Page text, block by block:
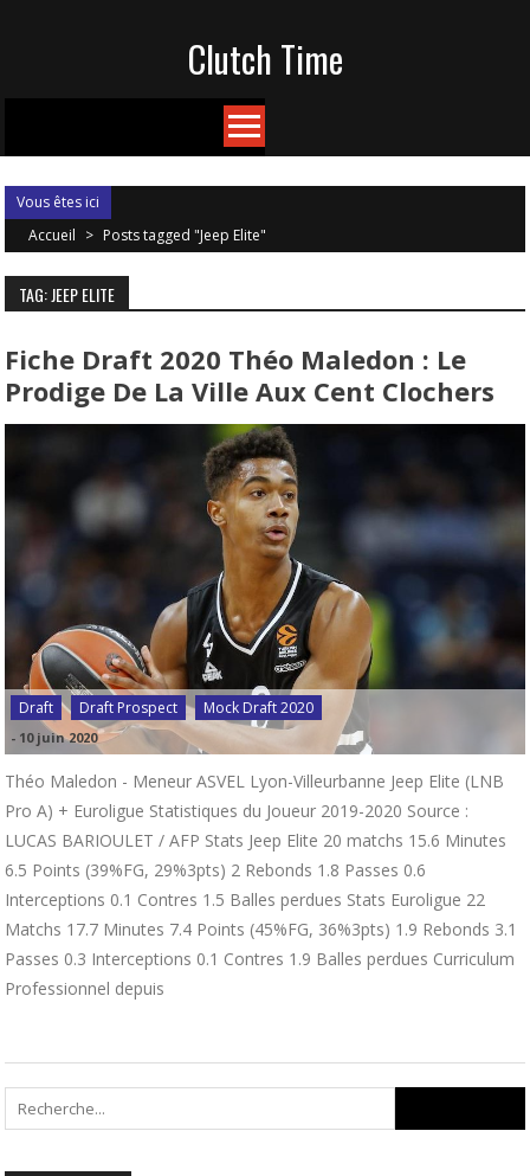
Clutch Time
Vous êtes ici
Accueil > Posts tagged "Jeep Elite"
TAG: JEEP ELITE
Fiche Draft 2020 Théo Maledon : Le
Prodige De La Ville Aux Cent Clochers
Draft Draft Prospect Mock Draft 2020
- 10 juin 2020
Théo Maledon - Meneur ASVEL Lyon-Villeurbanne Jeep Elite (LNB
Pro A) + Euroligue Statistiques du Joueur 2019-2020 Source :
LUCAS BARIOULET / AFP Stats Jeep Elite 20 matchs 15.6 Minutes
6.5 Points (39%FG, 29%3pts) 2 Rebonds 1.8 Passes 0.6
Interceptions 0.1 Contres 1.5 Balles perdues Stats Euroligue 22
Matchs 17.7 Minutes 7.4 Points (45%FG, 36%3pts) 1.9 Rebonds 3.1
Passes 0.3 Interceptions 0.1 Contres 1.9 Balles perdues Curriculum
Professionnel depuis
for: